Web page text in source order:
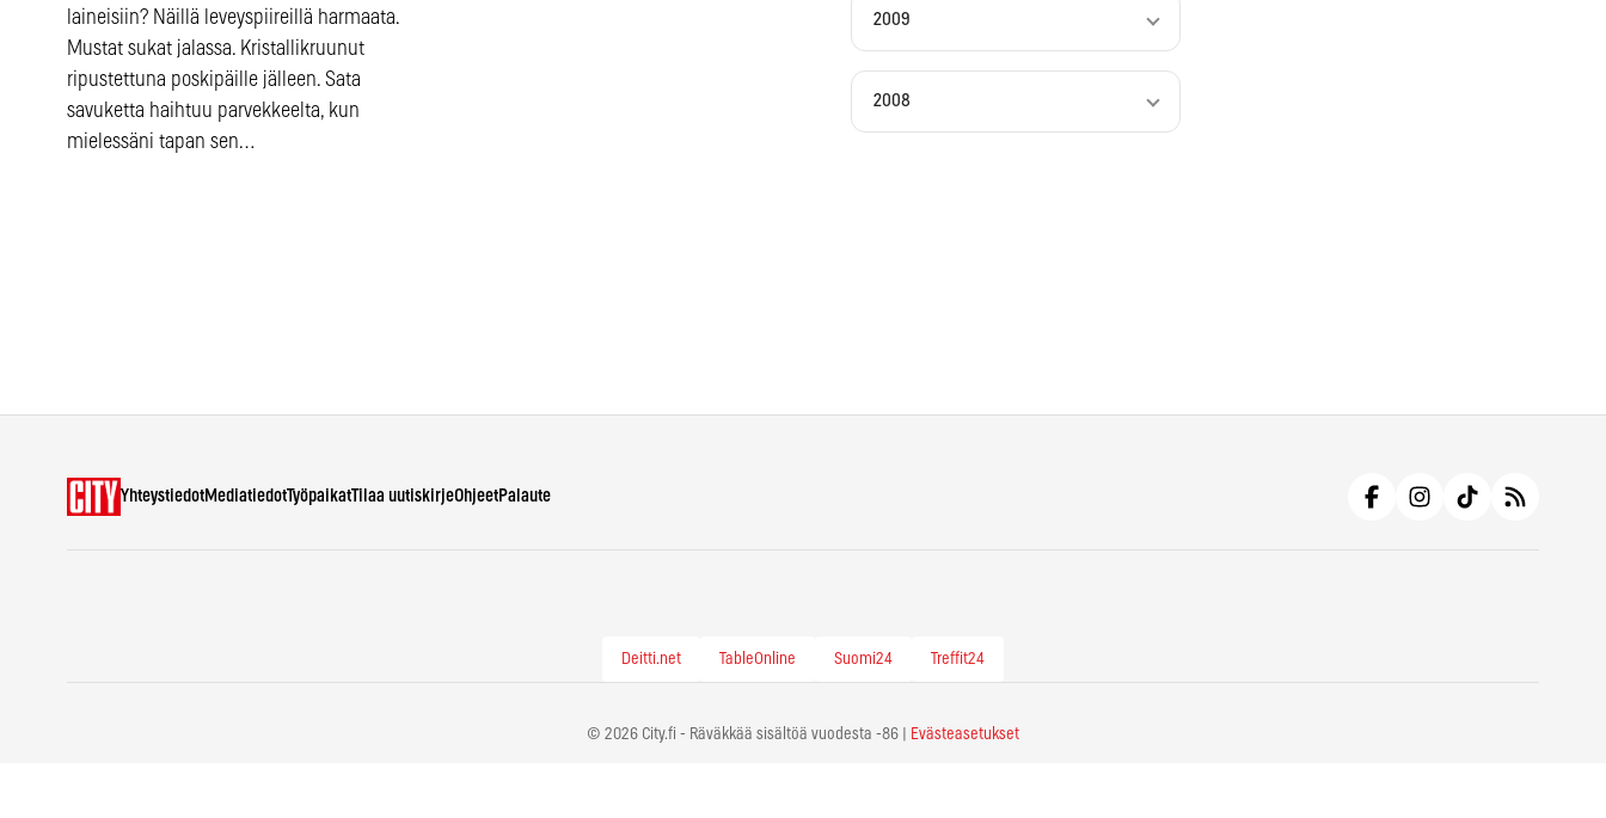
laineisiin? Näillä leveyspiireillä harmaata.
Mustat sukat jalassa. Kristallikruunut
ripustettuna poskipäille jälleen. Sata
savuketta haihtuu parvekkeelta, kun
mielessäni tapan sen…
2009
2008
YhteystiedotMediatiedotTyöpaikatTilaa uutiskirjeOhjeetPalaute
Deitti.net TableOnline Suomi24 Treffit24
© 2026 City.fi - Räväkkää sisältöä vuodesta -86 | Evästeasetukset